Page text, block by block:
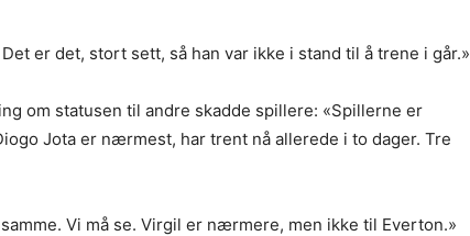
er det, stort sett, så han var ikke i stand til å trene i går.»
om statusen til andre skadde spillere: «Spillerne er
Jota er nærmest, har trent nå allerede i to dager. Tre
Vi må se. Virgil er nærmere, men ikke til Everton.»